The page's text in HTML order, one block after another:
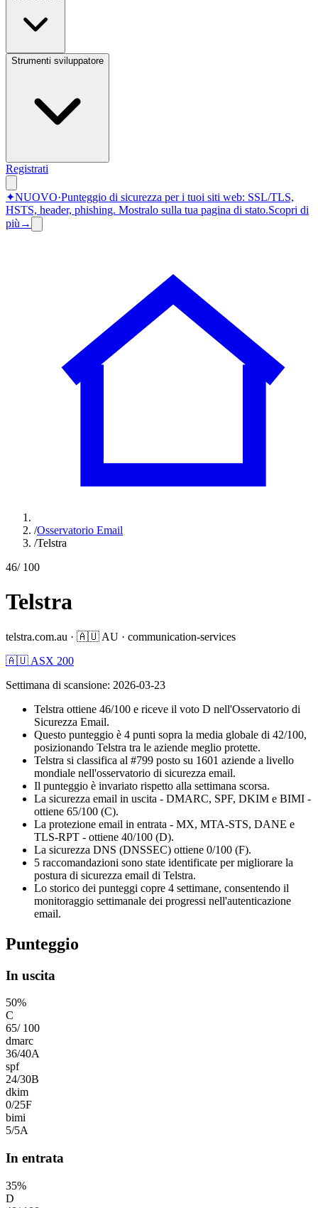
Strumenti sviluppatore
Registrati
✦NUOVO·Punteggio di sicurezza per i tuoi siti web: SSL/TLS,
HSTS, header, phishing. Mostralo sulla tua pagina di stato.Scopri di
più →
/Osservatorio Email
/Telstra
46/ 100
Telstra
telstra.com.au · 🇦🇺 AU · communication-services
🇦🇺 ASX 200
Settimana di scansione: 2026-03-23
Telstra ottiene 46/100 e riceve il voto D nell'Osservatorio di
Sicurezza Email.
Questo punteggio è 4 punti sopra la media globale di 42/100,
posizionando Telstra tra le aziende meglio protette.
Telstra si classifica al #799 posto su 1601 aziende a livello
mondiale nell'osservatorio di sicurezza email.
Il punteggio è invariato rispetto alla settimana scorsa.
La sicurezza email in uscita - DMARC, SPF, DKIM e BIMI -
ottiene 65/100 (C).
La protezione email in entrata - MX, MTA-STS, DANE e
TLS-RPT - ottiene 40/100 (D).
La sicurezza DNS (DNSSEC) ottiene 0/100 (F).
5 raccomandazioni sono state identificate per migliorare la
postura di sicurezza email di Telstra.
Lo storico dei punteggi copre 4 settimane, consentendo il
monitoraggio settimanale dei progressi nell'autenticazione
email.
Punteggio
In uscita
50%
C
65/ 100
dmarc
36/40A
spf
24/30B
dkim
0/25F
bimi
5/5A
In entrata
35%
D